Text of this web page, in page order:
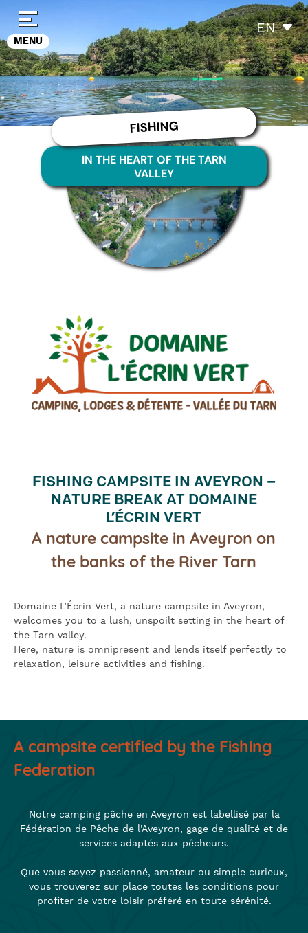
MENU
EN
FISHING
IN THE HEART OF THE TARN
VALLEY
FISHING CAMPSITE IN AVEYRON –
NATURE BREAK AT DOMAINE
L’ÉCRIN VERT
A nature campsite in Aveyron on
the banks of the River Tarn
Domaine L’Écrin Vert, a nature campsite in Aveyron,
welcomes you to a lush, unspoilt setting in the heart of
the Tarn valley.
Here, nature is omnipresent and lends itself perfectly to
relaxation, leisure activities and fishing.
A campsite certified by the Fishing
Federation
Notre camping pêche en Aveyron est labellisé par la
Fédération de Pêche de l’Aveyron, gage de qualité et de
services adaptés aux pêcheurs.
Que vous soyez passionné, amateur ou simple curieux,
vous trouverez sur place toutes les conditions pour
profiter de votre loisir préféré en toute sérénité.